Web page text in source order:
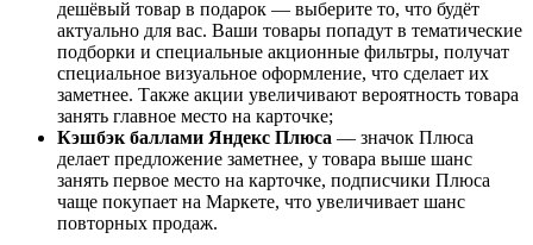
дешёвый товар в подарок — выберите то, что будёт
актуально для вас. Ваши товары попадут в тематические
подборки и специальные акционные фильтры, получат
специальное визуальное оформление, что сделает их
заметнее. Также акции увеличивают вероятность товара
занять главное место на карточке;
Кэшбэк баллами Яндекс Плюса — значок Плюса
делает предложение заметнее, у товара выше шанс
занять первое место на карточке, подписчики Плюса
чаще покупает на Маркете, что увеличивает шанс
повторных продаж.